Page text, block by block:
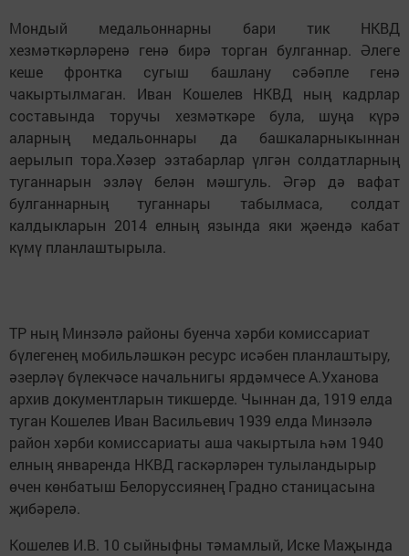
Мондый медальоннарны бари тик НКВД
хезмәткәрләренә генә бирә торган булганнар. Әлеге
кеше фронтка сугыш башлану сәбәпле генә
чакыртылмаган. Иван Кошелев НКВД ның кадрлар
составында торучы хезмәткәре була, шуңа күрә
аларның медальоннары да башкаларныкыннан
аерылып тора.Хәзер эзтабарлар үлгән солдатларның
туганнарын эзләү белән мәшгуль. Әгәр дә вафат
булганнарның туганнары табылмаса, солдат
калдыкларын 2014 елның язында яки җәендә кабат
күмү планлаштырыла.
ТР ның Минзәлә районы буенча хәрби комиссариат
бүлегенең мобильләшкән ресурс исәбен планлаштыру,
әзерләү бүлекчәсе начальнигы ярдәмчесе А.Уханова
архив документларын тикшерде. Чыннан да, 1919 елда
туган Кошелев Иван Васильевич 1939 елда Минзәлә
район хәрби комиссариаты аша чакыртыла һәм 1940
елның январенда НКВД гаскәрләрен тулыландырыр
өчен көнбатыш Белоруссиянең Градно станицасына
җибәрелә.
Кошелев И.В. 10 сыйныфны тәмамлый, Иске Маҗында